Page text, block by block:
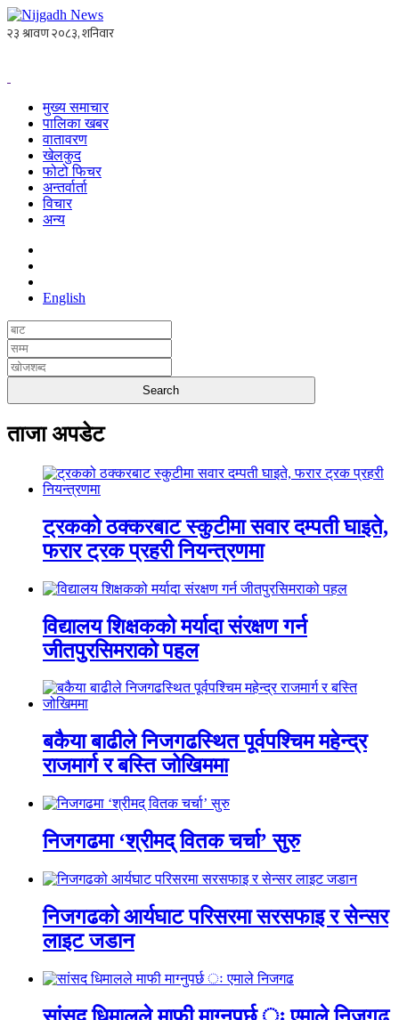
मुख्य समाचार
पालिका खबर
वातावरण
खेलकुद
फोटो फिचर
अन्तर्वार्ता
विचार
अन्य
English
ताजा अपडेट
ट्रकको ठक्करबाट स्कुटीमा सवार दम्पती घाइते,
फरार ट्रक प्रहरी नियन्त्रणमा
विद्यालय शिक्षकको मर्यादा संरक्षण गर्न
जीतपुरसिमराको पहल
बकैया बाढीले निजगढस्थित पूर्वपश्चिम महेन्द्र
राजमार्ग र बस्ति जोखिममा
निजगढमा ‘श्रीमद् वितक चर्चा’ सुरु
निजगढको आर्यघाट परिसरमा सरसफाइ र सेन्सर
लाइट जडान